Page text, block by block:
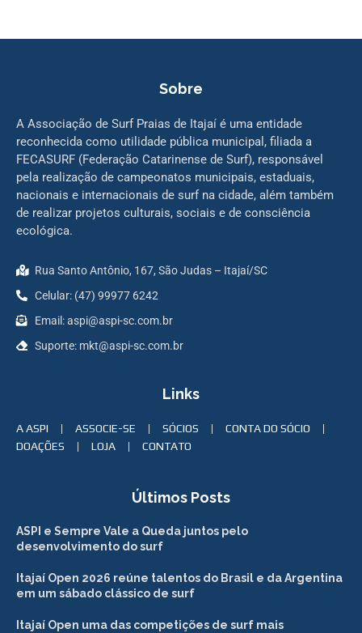
Sobre
A Associação de Surf Praias de Itajaí é uma entidade
reconhecida como utilidade pública municipal, filiada a
FECASURF (Federação Catarinense de Surf), responsável
pela realização de campeonatos municipais, estaduais,
nacionais e internacionais de surf na cidade, além também
de realizar projetos culturais, sociais e de consciência
ecológica.
Rua Santo Antônio, 167, São Judas – Itajaí/SC
Celular: (47) 99977 6242
Email: aspi@aspi-sc.com.br
Suporte: mkt@aspi-sc.com.br
Links
A ASPI ASSOCIE-SE SÓCIOS
CONTA DO SÓCIO
DOAÇÕES
LOJA CONTATO
Últimos Posts
ASPI e Sempre Vale a Queda juntos pelo
desenvolvimento do surf
Itajaí Open 2026 reúne talentos do Brasil e da Argentina
em um sábado clássico de surf
Itajaí Open uma das competições de surf mais